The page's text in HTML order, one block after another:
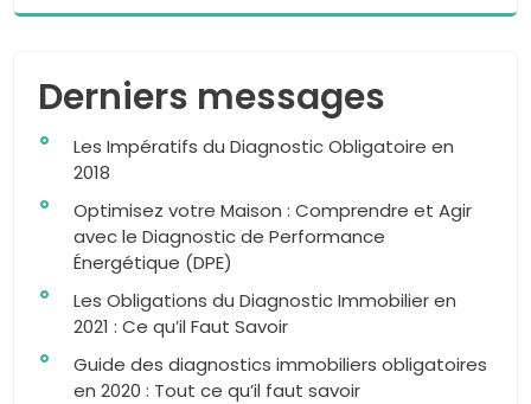
Derniers messages
Les Impératifs du Diagnostic Obligatoire en
2018
Optimisez votre Maison : Comprendre et Agir
avec le Diagnostic de Performance
Énergétique (DPE)
Les Obligations du Diagnostic Immobilier en
2021 : Ce qu’il Faut Savoir
Guide des diagnostics immobiliers obligatoires
en 2020 : Tout ce qu’il faut savoir